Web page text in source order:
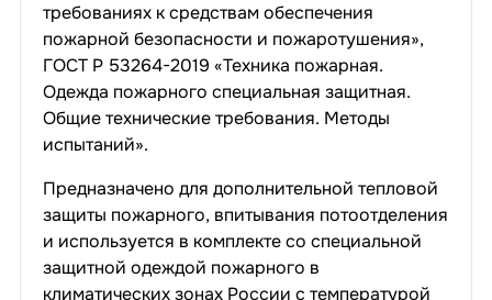
требованиях к средствам обеспечения
пожарной безопасности и пожаротушения»,
ГОСТ Р 53264-2019 «Техника пожарная.
Одежда пожарного специальная защитная.
Общие технические требования. Методы
испытаний».
Предназначено для дополнительной тепловой
защиты пожарного, впитывания потоотделения
и используется в комплекте со специальной
защитной одеждой пожарного в
климатических зонах России с температурой